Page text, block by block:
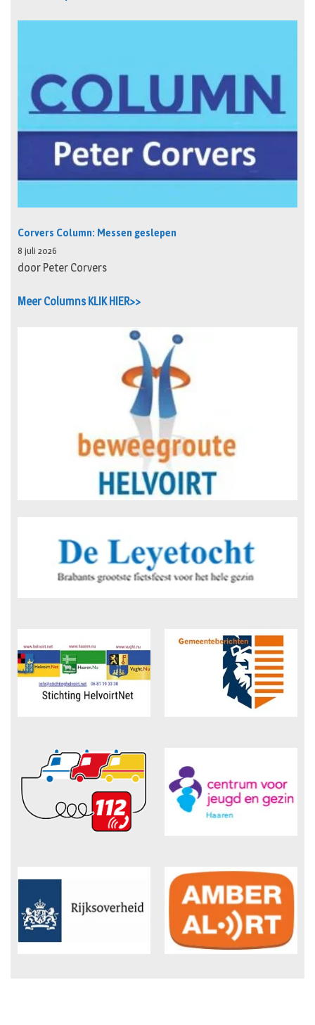
Corvers Column: Messen geslepen
8 juli 2026
door Peter Corvers
Meer Columns KLIK HIER>>